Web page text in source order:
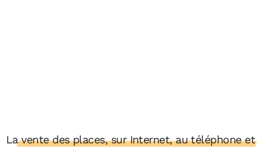
La vente des places, sur Internet, au téléphone et